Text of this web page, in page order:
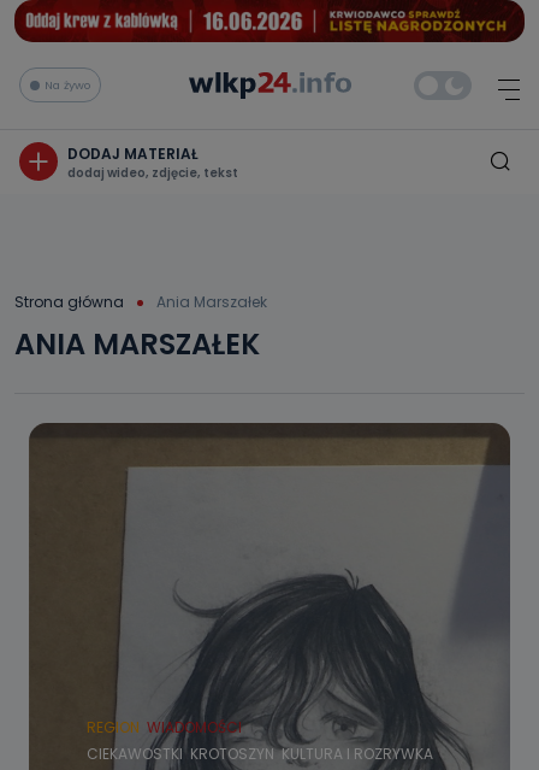
Na żywo
DODAJ MATERIAŁ
dodaj wideo, zdjęcie, tekst
Strona główna Ania Marszałek
ANIA MARSZAŁEK
REGION WIADOMOŚCI
CIEKAWOSTKI KROTOSZYN KULTURA I ROZRYWKA